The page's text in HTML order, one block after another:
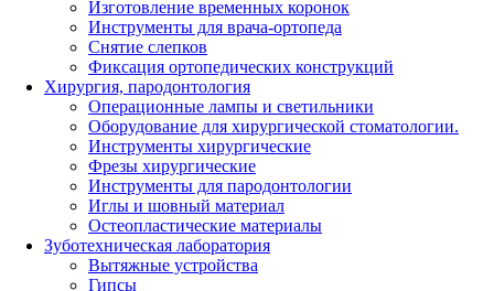
Изготовление временных коронок
Инструменты для врача-ортопеда
Снятие слепков
Фиксация ортопедических конструкций
Хирургия, пародонтология
Операционные лампы и светильники
Оборудование для хирургической стоматологии.
Инструменты хирургические
Фрезы хирургические
Инструменты для пародонтологии
Иглы и шовный материал
Остеопластические материалы
Зуботехническая лаборатория
Вытяжные устройства
Гипсы